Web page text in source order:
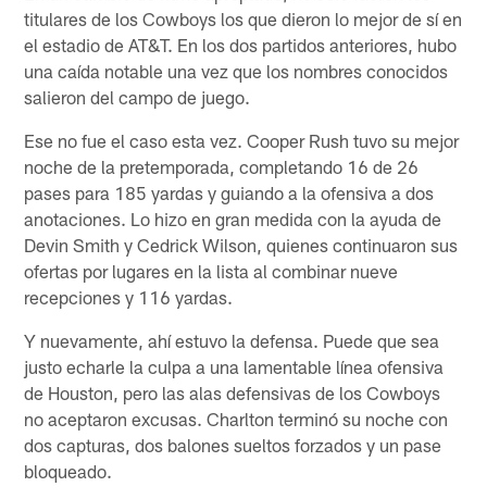
titulares de los Cowboys los que dieron lo mejor de sí en
el estadio de AT&T. En los dos partidos anteriores, hubo
una caída notable una vez que los nombres conocidos
salieron del campo de juego.
Ese no fue el caso esta vez. Cooper Rush tuvo su mejor
noche de la pretemporada, completando 16 de 26
pases para 185 yardas y guiando a la ofensiva a dos
anotaciones. Lo hizo en gran medida con la ayuda de
Devin Smith y Cedrick Wilson, quienes continuaron sus
ofertas por lugares en la lista al combinar nueve
recepciones y 116 yardas.
Y nuevamente, ahí estuvo la defensa. Puede que sea
justo echarle la culpa a una lamentable línea ofensiva
de Houston, pero las alas defensivas de los Cowboys
no aceptaron excusas. Charlton terminó su noche con
dos capturas, dos balones sueltos forzados y un pase
bloqueado.